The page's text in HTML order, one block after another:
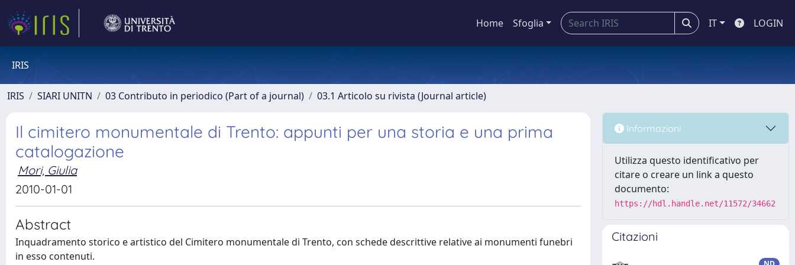
Home Sfoglia IT LOGIN
IRIS
IRIS SIARI UNITN 03 Contributo in periodico (Part of a journal) 03.1 Articolo su rivista (Journal article)
Il cimitero monumentale di Trento: appunti per una storia e una prima
catalogazione
Mori, Giulia
2010-01-01
Abstract
Inquadramento storico e artistico del Cimitero monumentale di Trento, con schede descrittive relative ai monumenti funebri
in esso contenuti.
Informazioni
Utilizza questo identificativo per
citare o creare un link a questo
documento:
https://hdl.handle.net/11572/34662
Citazioni